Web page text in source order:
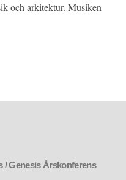
och arkitektur. Musiken
/ Genesis Årskonferens